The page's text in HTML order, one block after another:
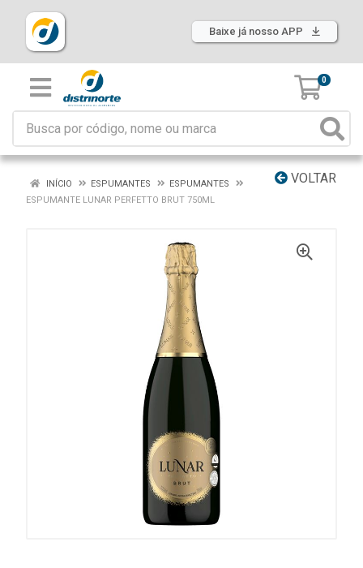
Baixe já nosso APP
0
VOLTAR
INÍCIO ESPUMANTES
ESPUMANTES
ESPUMANTE LUNAR PERFETTO BRUT 750ML